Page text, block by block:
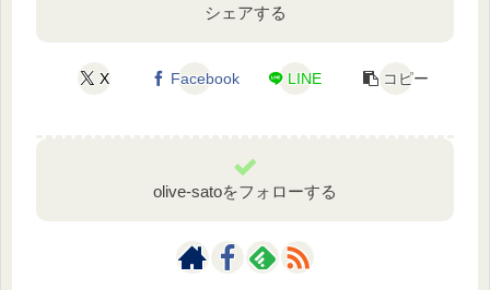
シェアする
X Facebook LINE コピー
olive-satoをフォローする